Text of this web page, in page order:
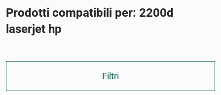
Prodotti compatibili per: 2200d
laserjet hp
Filtri